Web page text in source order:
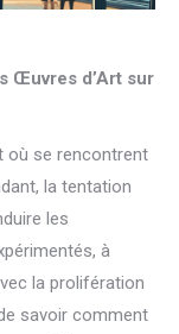
Œuvres d’Art sur
où se rencontrent
la tentation
les
à
la prolifération
savoir comment